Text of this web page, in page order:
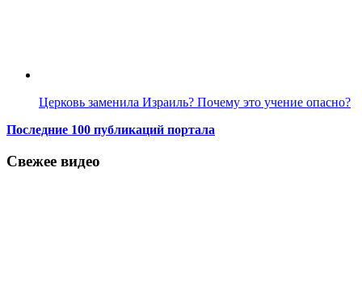
Церковь заменила Израиль? Почему это учение опасно?
Последние 100 публикаций портала
Свежее видео